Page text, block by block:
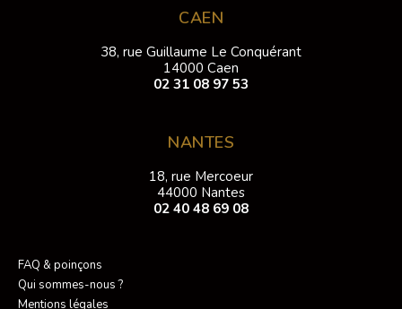
CAEN
38, rue Guillaume Le Conquérant
14000 Caen
02 31 08 97 53
NANTES
18, rue Mercoeur
44000 Nantes
02 40 48 69 08
FAQ & poinçons
Qui sommes-nous ?
Mentions légales